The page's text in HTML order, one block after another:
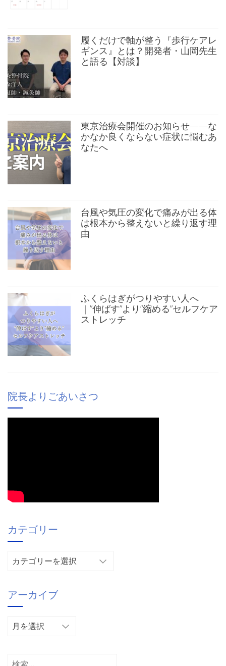
履くだけで軸が整う『歩行ケアレ
ギンス』とは？開発者・山岡先生
と語る【対談】
東京治療会開催のお知らせ——な
かなか良くならない症状に悩むあ
なたへ
台風や気圧の変化で痛みが出る体
は根本から整えないと繰り返す理
由
ふくらはぎがつりやすい人へ
｜”伸ばす”より”縮める”セルフケア
ストレッチ
院長よりごあいさつ
カテゴリー
リ
ー
アーカイブ
ア
イ
検